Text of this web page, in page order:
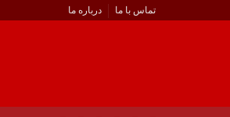
تماس با ما درباره ما